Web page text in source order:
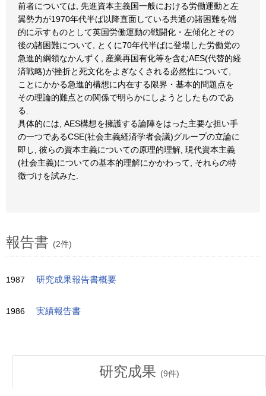
前者については, 先進資本主義国一般における労働運動と左
翼勢力が1970年代半ば以降直面している共通の諸困難を端
的に示すものとして英国労働運動の戦闘化・左傾化とその
後の諸困難について, とくに70年代半ばに登場した労働党の
急進的綱領なかんずく, 産業再国有化等を含むAES(代替的経
済戦略)が挫折と死文化をよぎなくされる必然性について,
ことにかかる急進的構想に内在する限界・基本的問題点を
その理論的難点との関係で明らかにしようとしたものであ
る.
具体的には, AES構想を擁護する論陣をはった主要な担い手
の一つであるCSE(社会主義経済学者会議)グループの立論に
即し, 彼らの資本主義についての原理的理解, 現代資本主義
(社会主義)についての基本的理解にかかわって, それらの特
徴づけを試みた.
報告書 (2件)
1987 研究成果報告書概要
1986 実績報告書
研究成果 (9件)